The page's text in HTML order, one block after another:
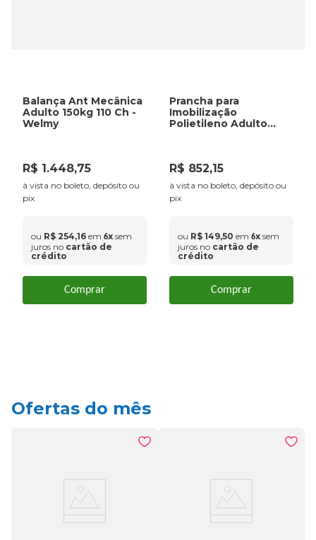
Balança Ant Mecânica
Adulto 150kg 110 Ch -
Welmy
R$ 1 .448,75
à vista no boleto, depósito ou
pix
ou R$ 254,16 em 6x sem
juros no cartão de
crédito
Comprar
Prancha para
Imobilização
Polietileno Adulto
R$ 852,15
à vista no boleto, depósito ou
pix
ou R$ 149,50 em 6x sem
juros no cartão de
crédito
Comprar
Ofertas do mês